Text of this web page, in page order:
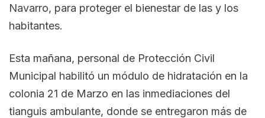
Navarro, para proteger el bienestar de las y los
habitantes.
Esta mañana, personal de Protección Civil
Municipal habilitó un módulo de hidratación en la
colonia 21 de Marzo en las inmediaciones del
tianguis ambulante, donde se entregaron más de